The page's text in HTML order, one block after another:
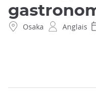
Osaka Anglais